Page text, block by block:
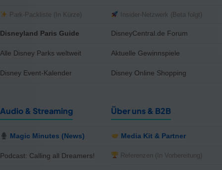
Park-Packliste (In Kürze)
Disneyland Paris Guide
Alle Disney Parks weltweit
Disney Event-Kalender
Insider-Netzwerk (Beta folgt)
DisneyCentral.de Forum
Aktuelle Gewinnspiele
Disney Online Shopping
Audio & Streaming
Magic Minutes (News)
Podcast: Calling all Dreamers!
Über uns & B2B
Media Kit & Partner
Referenzen (In Vorbereitung)